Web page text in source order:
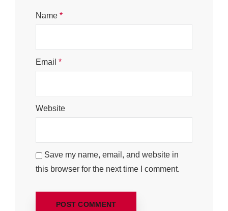
Name *
Email *
Website
Save my name, email, and website in
this browser for the next time I comment.